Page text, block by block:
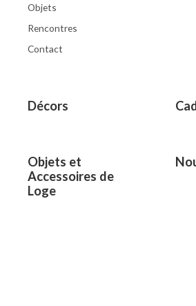
Objets
Rencontres
Contact
Décors
Objets et
Accessoires de
Loge